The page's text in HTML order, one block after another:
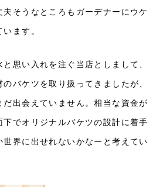
夫そうなところもガーデナーにウケ
ます。
思い入れを注ぐ当店としまして、
バケツを取り扱ってきましたが、
出会えていません。相当な資金が
下でオリジナルバケツの設計に着手
世界に出せれないかなーと考えてい